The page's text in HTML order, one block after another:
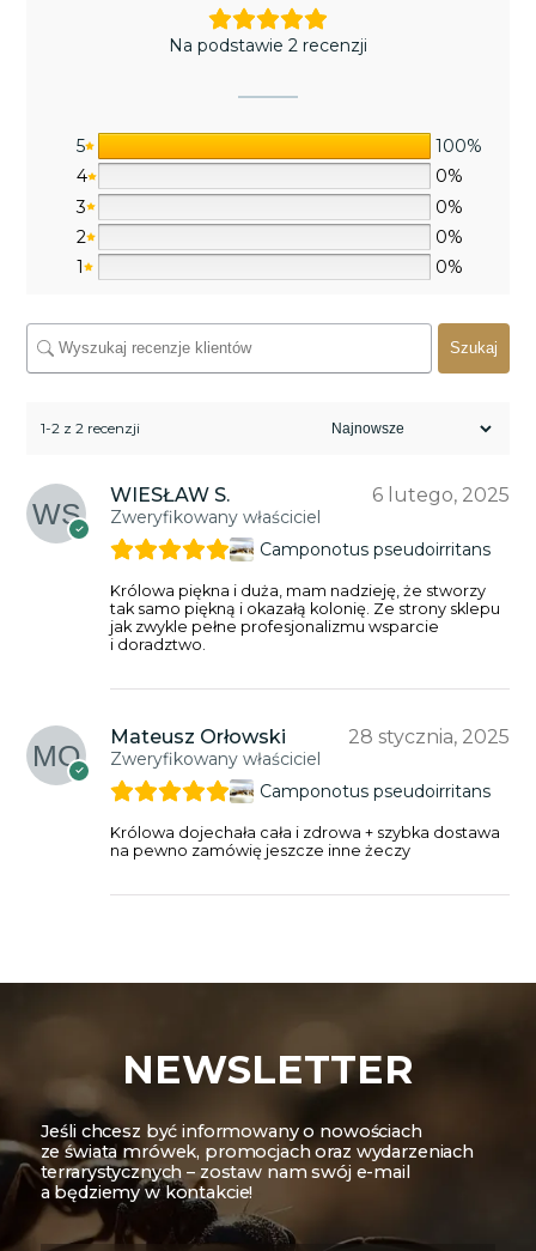
Na podstawie 2 recenzji
5
100%
4
0%
3
0%
2
0%
1
0%
Szukaj
1-2 z 2 recenzji
WIESŁAW S.
Zweryfikowany właściciel
6 lutego, 2025
Camponotus pseudoirritans
Królowa piękna i duża, mam nadzieję, że stworzy
tak samo piękną i okazałą kolonię. Ze strony sklepu
jak zwykle pełne profesjonalizmu wsparcie
i doradztwo.
Mateusz Orłowski
Zweryfikowany właściciel
28 stycznia, 2025
Camponotus pseudoirritans
Królowa dojechała cała i zdrowa + szybka dostawa
na pewno zamówię jeszcze inne żeczy
NEWSLETTER
Jeśli chcesz być informowany o nowościach
ze świata mrówek, promocjach oraz wydarzeniach
terrarystycznych – zostaw nam swój e-mail
a będziemy w kontakcie!